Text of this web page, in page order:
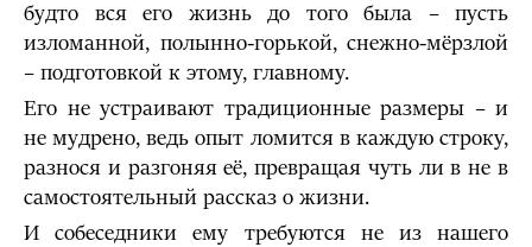
будто вся его жизнь до того была – пусть
изломанной, полынно-горькой, снежно-мёрзлой
– подготовкой к этому, главному.
Его не устраивают традиционные размеры – и
не мудрено, ведь опыт ломится в каждую строку,
разнося и разгоняя её, превращая чуть ли в не в
самостоятельный рассказ о жизни.
И собеседники ему требуются не из нашего